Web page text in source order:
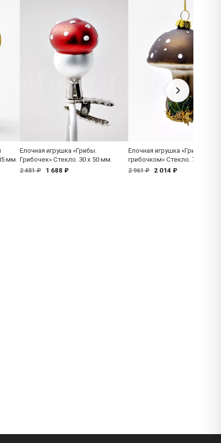
мм.
Елочная игрушка «Грибы.
Грибочек» Стекло. 30 x 50 мм.
2 481 ₽
1 688 ₽
Елочная игрушка «Грибы.
грибочком» Стекло. 75 x 110
2 961 ₽
2 014 ₽